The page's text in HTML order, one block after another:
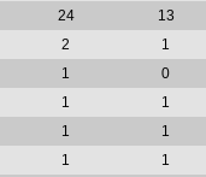
24
13
2
1
1
0
1
1
1
1
1
1